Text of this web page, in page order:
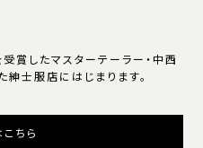
賞したマスターテーラー・中西
士服店にはじまります。
ちら